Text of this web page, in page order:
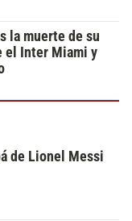
la muerte de su
el Inter Miami y
de Lionel Messi